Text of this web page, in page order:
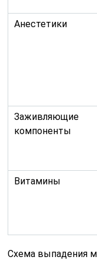
Анестетики
Заживляющие
компоненты
Витамины
Схема выпадения